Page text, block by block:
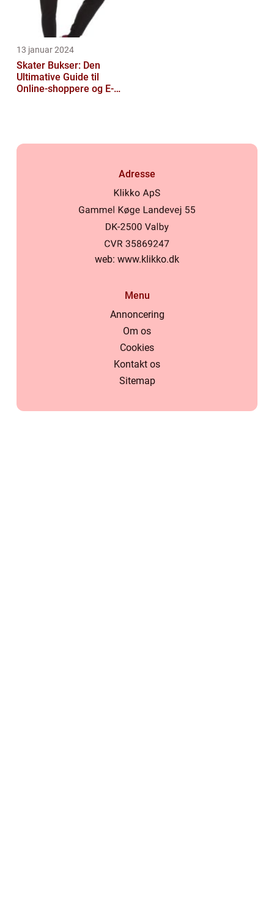
13 januar 2024
Skater Bukser: Den
Ultimative Guide til
Online-shoppere og E-
Adresse
web: www.klikko.dk
Menu
Annoncering
Om os
Cookies
Kontakt os
Sitemap